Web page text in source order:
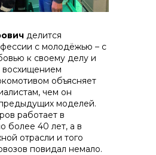
делится
с молодёжью – с
к своему делу и
объясняет
чем он
моделей.
работает в
более 40 лет, а в
отрасли и того
повидал немало.